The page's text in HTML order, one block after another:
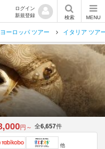
ログイン
新規登録
検索 MENU
ヨーロッパ ツアー イタリア ツア
円～ 全6,657件
他